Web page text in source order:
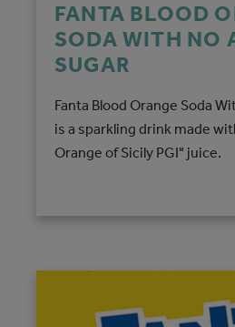
FANTA BLOOD
SODA WITH NO
SUGAR
Fanta Blood Orange Soda
is a sparkling drink made
Orange of Sicily PGI" juice.